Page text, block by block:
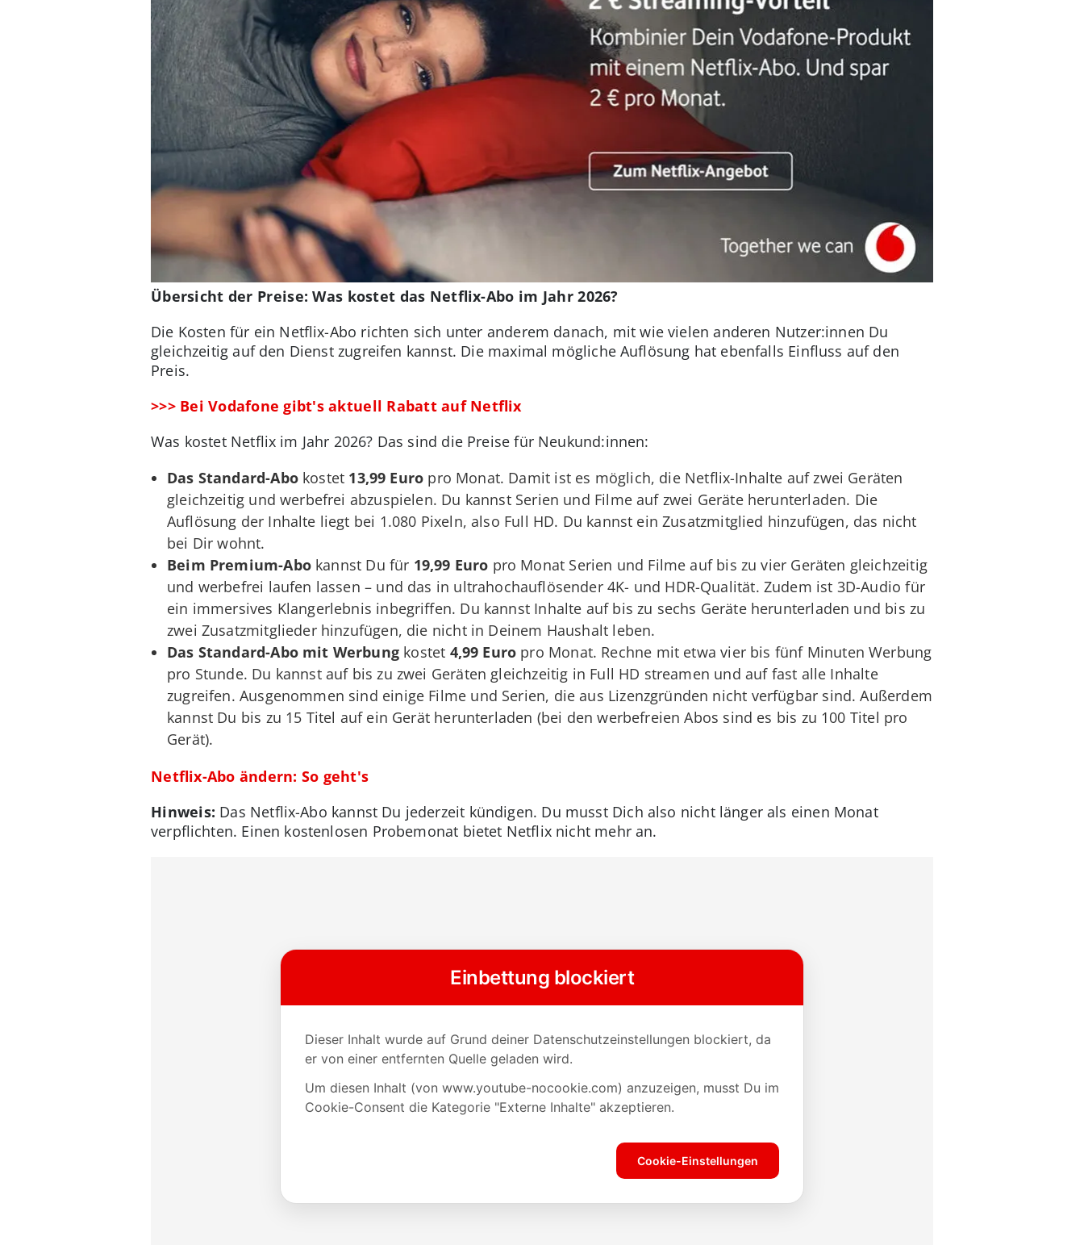
Übersicht der Preise: Was kostet das Netflix-Abo im Jahr 2026?
Die Kosten für ein Netflix-Abo richten sich unter anderem danach, mit wie vielen anderen Nutzer:innen Du
gleichzeitig auf den Dienst zugreifen kannst. Die maximal mögliche Auflösung hat ebenfalls Einfluss auf den
Preis.
>>> Bei Vodafone gibt's aktuell Rabatt auf Netflix
Was kostet Netflix im Jahr 2026? Das sind die Preise für Neukund:innen:
Das Standard-Abokostet 13,99 Euro pro Monat. Damit ist es möglich, die Netflix-Inhalte auf zwei Geräten
gleichzeitig und werbefrei abzuspielen. Du kannst Serien und Filme auf zwei Geräte herunterladen. Die
Auflösung der Inhalte liegt bei 1.080 Pixeln, also Full HD. Du kannst ein Zusatzmitglied hinzufügen, das nicht
bei Dir wohnt.
Beim Premium-Abokannst Du für 19,99 Euro pro Monat Serien und Filme auf bis zu vier Geräten gleichzeitig
und werbefrei laufen lassen – und das in ultrahochauflösender 4K- und HDR-Qualität. Zudem ist 3D-Audio für
ein immersives Klangerlebnis inbegriffen. Du kannst Inhalte auf bis zu sechs Geräte herunterladen und bis zu
zwei Zusatzmitglieder hinzufügen, die nicht in Deinem Haushalt leben.
Das Standard-Abo mit Werbung kostet 4,99 Euro pro Monat. Rechne mit etwa vier bis fünf Minuten Werbung
pro Stunde. Du kannst auf bis zu zwei Geräten gleichzeitig in Full HD streamen und auf fast alle Inhalte
zugreifen. Ausgenommen sind einige Filme und Serien, die aus Lizenzgründen nicht verfügbar sind. Außerdem
kannst Du bis zu 15 Titel auf ein Gerät herunterladen (bei den werbefreien Abos sind es bis zu 100 Titel pro
Gerät).
Netflix-Abo ändern: So geht's
Hinweis: Das Netflix-Abo kannst Du jederzeit kündigen. Du musst Dich also nicht länger als einen Monat
verpflichten. Einen kostenlosen Probemonat bietet Netflix nicht mehr an.